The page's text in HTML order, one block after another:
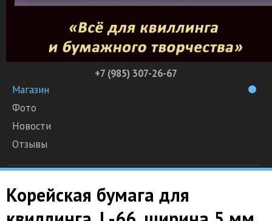
+7 (985) 307-26-67
Магазин
Фото
Новости
Отзывы
Корейская бумага для